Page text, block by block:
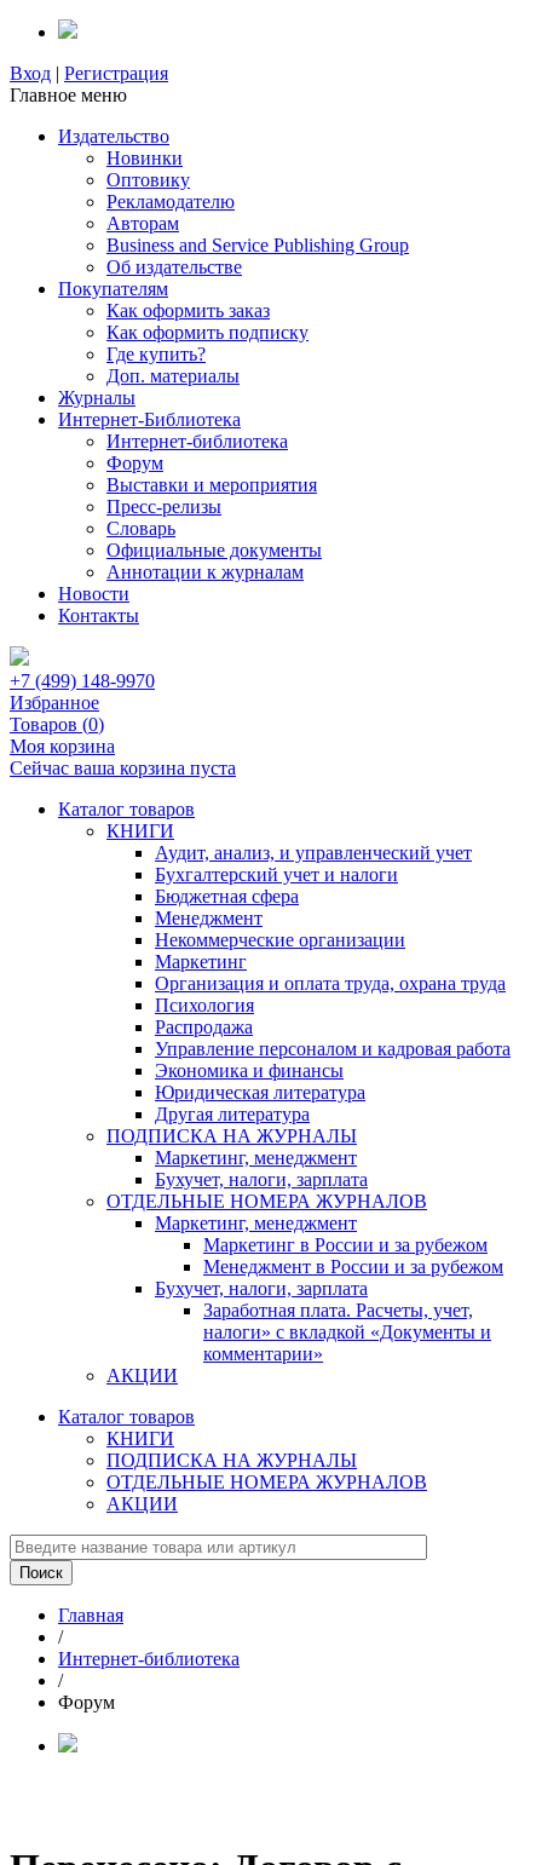
Вход | Регистрация
Главное меню
Издательство
Новинки
Оптовику
Рекламодателю
Авторам
Business and Service Publishing Group
Об издательстве
Покупателям
Как оформить заказ
Как оформить подписку
Где купить?
Доп. материалы
Журналы
Интернет-Библиотека
Интернет-библиотека
Форум
Выставки и мероприятия
Пресс-релизы
Словарь
Официальные документы
Аннотации к журналам
Новости
Контакты
+7 (499) 148-9970
Избранное
Товаров (0)
Моя корзина
Сейчас ваша корзина пуста
Каталог товаров
КНИГИ
Аудит, анализ, и управленческий учет
Бухгалтерский учет и налоги
Бюджетная сфера
Менеджмент
Некоммерческие организации
Маркетинг
Организация и оплата труда, охрана труда
Психология
Распродажа
Управление персоналом и кадровая работа
Экономика и финансы
Юридическая литература
Другая литература
ПОДПИСКА НА ЖУРНАЛЫ
Маркетинг, менеджмент
Бухучет, налоги, зарплата
ОТДЕЛЬНЫЕ НОМЕРА ЖУРНАЛОВ
Маркетинг, менеджмент
Маркетинг в России и за рубежом
Менеджмент в России и за рубежом
Бухучет, налоги, зарплата
Заработная плата. Расчеты, учет,
налоги» с вкладкой «Документы и
комментарии»
АКЦИИ
Каталог товаров
КНИГИ
ПОДПИСКА НА ЖУРНАЛЫ
ОТДЕЛЬНЫЕ НОМЕРА ЖУРНАЛОВ
АКЦИИ
Главная
/
Интернет-библиотека
/
Форум